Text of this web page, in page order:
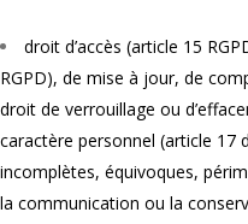
droit d’accès (article 15
RGPD), de mise à jour, de
droit de verrouillage ou
caractère personnel (article 17
incomplètes, équivoques,
la communication ou la